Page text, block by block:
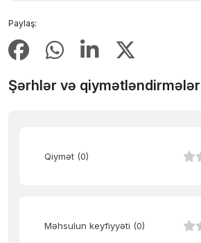
Paylaş:
Şərhlər və qiymətləndirmələr
Qiymət (0)
Məhsulun keyfiyyəti (0)